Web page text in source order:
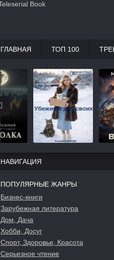
НАВИГАЦИЯ
ПОПУЛЯРНЫЕ ЖАНРЫ
Бизнес-книги
Зарубежная литература
Дом, Дача
Хобби, Досуг
Спорт, Здоровье, Красота
Серьезное чтение
ГЛАВНАЯ ТОП 100